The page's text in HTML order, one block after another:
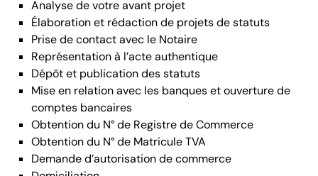
Analyse de votre avant projet
Élaboration et rédaction de projets de statuts
Prise de contact avec le Notaire
Représentation à l’acte authentique
Dépôt et publication des statuts
Mise en relation avec les banques et ouverture de
comptes bancaires
Obtention du N° de Registre de Commerce
Obtention du N° de Matricule TVA
Demande d’autorisation de commerce